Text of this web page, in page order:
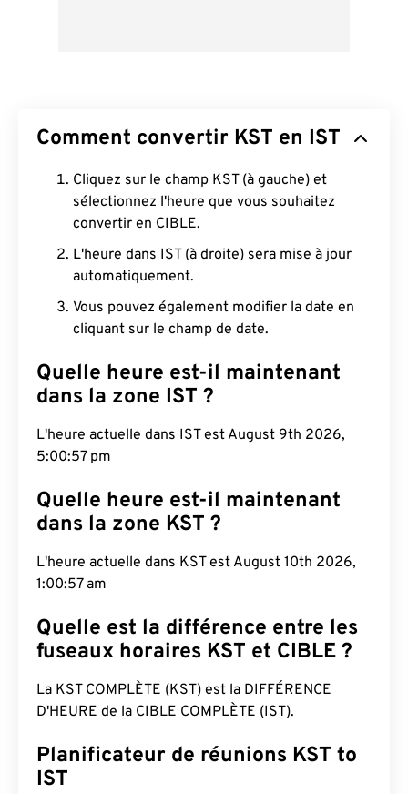
Comment convertir KST en IST
Cliquez sur le champ KST (à gauche) et
sélectionnez l'heure que vous souhaitez
convertir en CIBLE.
L'heure dans IST (à droite) sera mise à jour
automatiquement.
Vous pouvez également modifier la date en
cliquant sur le champ de date.
Quelle heure est-il maintenant
dans la zone IST ?
L'heure actuelle dans IST est August 9th 2026,
5:00:58 pm
Quelle heure est-il maintenant
dans la zone KST ?
L'heure actuelle dans KST est August 10th 2026,
1:00:58 am
Quelle est la différence entre les
fuseaux horaires KST et CIBLE ?
La KST COMPLÈTE (KST) est la DIFFÉRENCE
D'HEURE de la CIBLE COMPLÈTE (IST).
Planificateur de réunions KST to
IST